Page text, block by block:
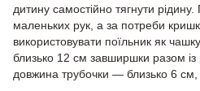
дитину самостійно тягнути рідину.
маленьких рук, а за потреби
використовувати поїльник як
близько 12 см завширшки разом
довжина трубочки — близько 6 см,